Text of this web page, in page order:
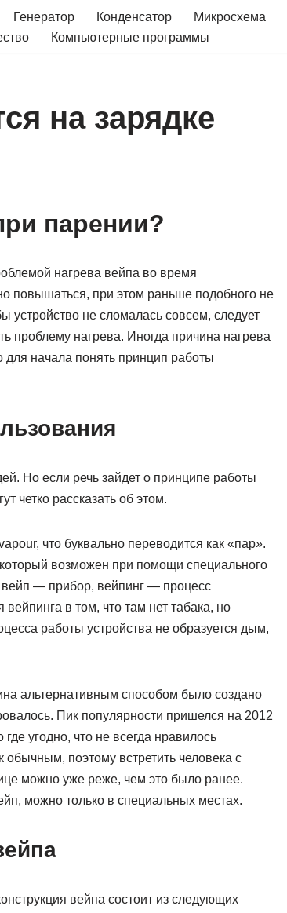
Генератор Конденсатор Микросхема
Компьютерные программы
на зарядке
парении?
нагрева вейпа во время
повышаться, при этом раньше подобного не
устройство не сломалась совсем, следует
проблему нагрева. Иногда причина нагрева
для начала понять принцип работы
Но если речь зайдет о принципе работы
четко рассказать об этом.
что буквально переводится как «пар».
возможен при помощи специального
вейп — прибор, вейпинг — процесс
в том, что там нет табака, но
работы устройства не образуется дым,
альтернативным способом было создано
Пик популярности пришелся на 2012
угодно, что не всегда нравилось
поэтому встретить человека с
можно уже реже, чем это было ранее.
можно только в специальных местах.
вейпа состоит из следующих